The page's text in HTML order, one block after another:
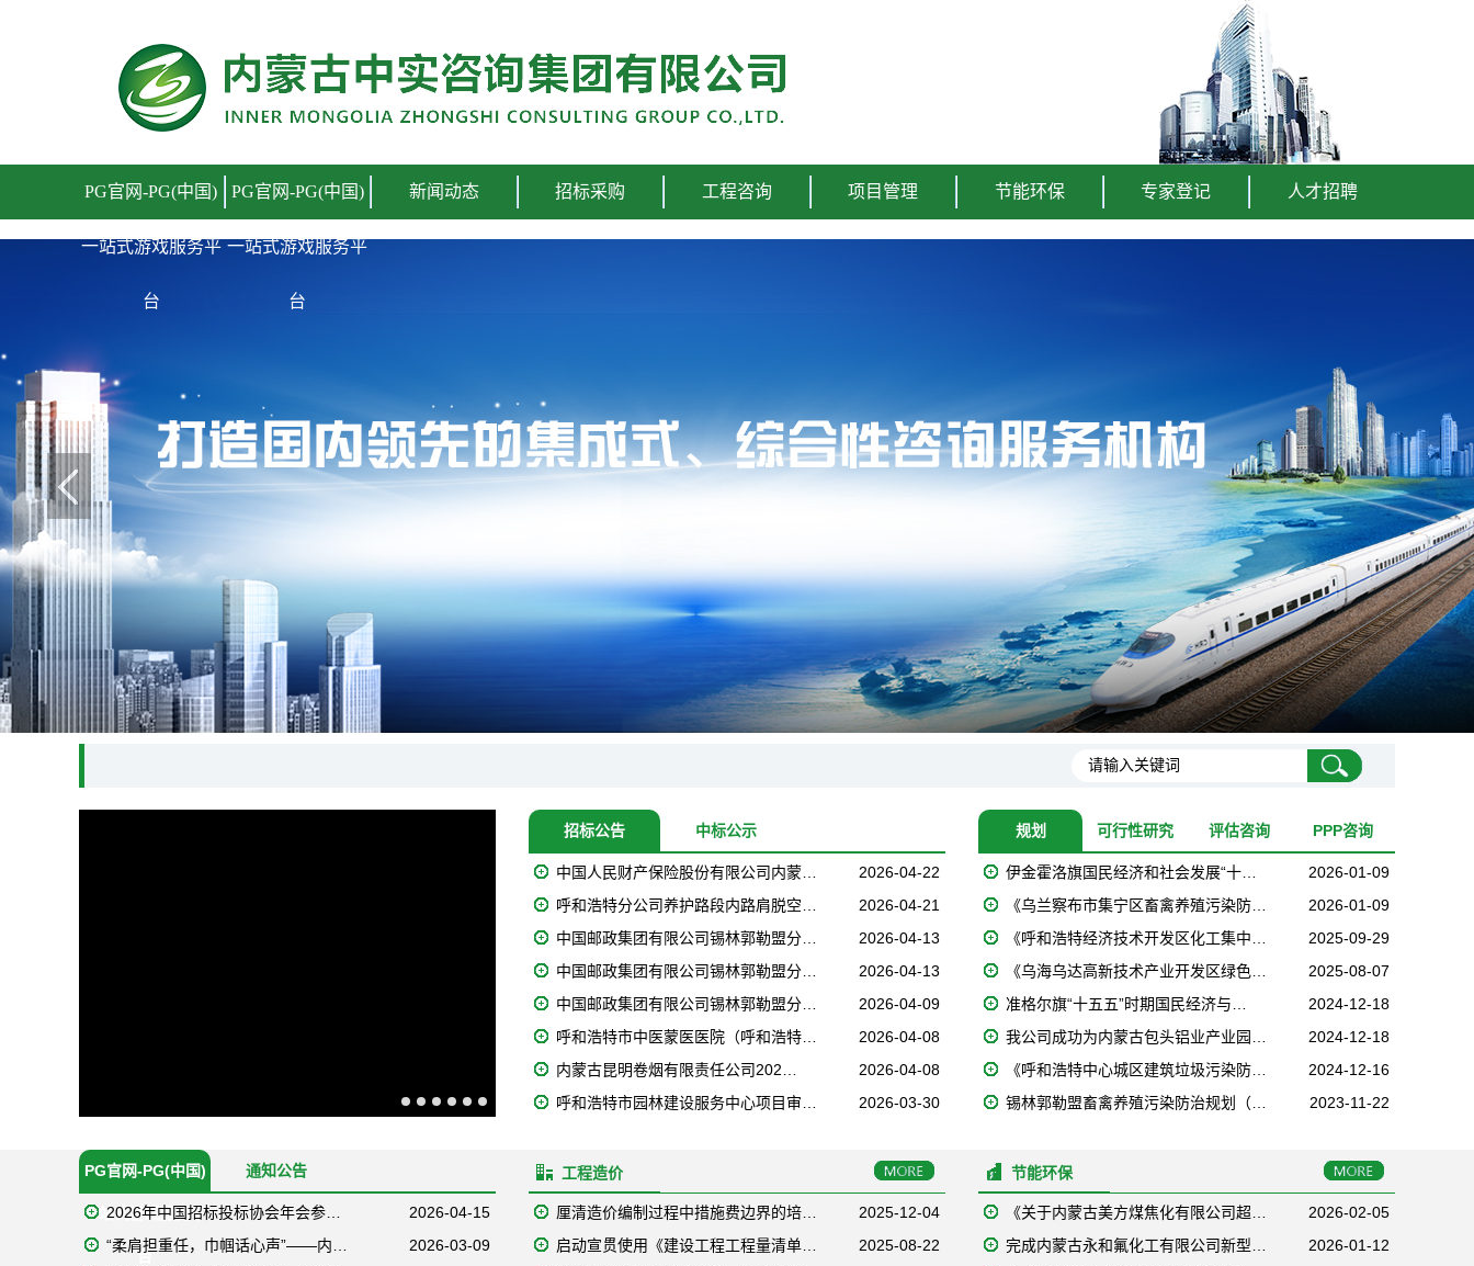
PG官网-PG(中国)
一站式游戏服务平
台
PG官网-PG(中国)
一站式游戏服务平
台
新闻动态 招标采购 工程咨询 项目管理 节能环保 专家登记 人才招聘
招标公告 中标公示
2026-04-22
中国人民财产保险股份有限公司内蒙…
2026-04-21
呼和浩特分公司养护路段内路肩脱空…
2026-04-13
中国邮政集团有限公司锡林郭勒盟分…
2026-04-13
中国邮政集团有限公司锡林郭勒盟分…
2026-04-09
中国邮政集团有限公司锡林郭勒盟分…
2026-04-08
呼和浩特市中医蒙医医院（呼和浩特…
2026-04-08
内蒙古昆明卷烟有限责任公司202…
2026-03-30
呼和浩特市园林建设服务中心项目审…
规划 可行性研究 评估咨询 PPP咨询
2026-01-09
伊金霍洛旗国民经济和社会发展“十…
2026-01-09
《乌兰察布市集宁区畜禽养殖污染防…
2025-09-29
《呼和浩特经济技术开发区化工集中…
2025-08-07
《乌海乌达高新技术产业开发区绿色…
2024-12-18
准格尔旗“十五五”时期国民经济与…
2024-12-18
我公司成功为内蒙古包头铝业产业园…
2024-12-16
《呼和浩特中心城区建筑垃圾污染防…
2023-11-22
锡林郭勒盟畜禽养殖污染防治规划（…
PG官网-PG(中国)
一站式游戏服务平
台
通知公告
2026-04-15
2026年中国招标投标协会年会参…
2026-03-09
“柔肩担重任，巾帼话心声”——内…
工程造价
2025-12-04
厘清造价编制过程中措施费边界的培…
2025-08-22
启动宣贯使用《建设工程工程量清单…
节能环保
2026-02-05
《关于内蒙古美方煤焦化有限公司超…
2026-01-12
完成内蒙古永和氟化工有限公司新型…